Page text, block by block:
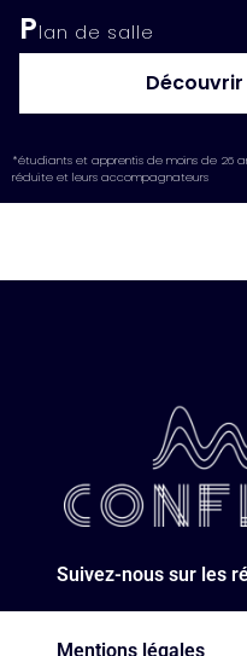
Plan de salle
*étudiants et apprentis de moins de 26
réduite et leurs accompagnateurs
Suivez-nous sur les
Mentions légales